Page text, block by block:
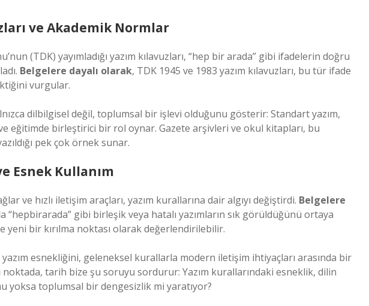
ve Akademik Normlar
(TDK) yayımladığı yazım kılavuzları, “hep bir arada” gibi ifadelerin doğru
Belgelere dayalı olarak, TDK 1945 ve 1983 yazım kılavuzları, bu tür ifade
vurgular.
dilbilgisel değil, toplumsal bir işlevi olduğunu gösterir: Standart yazım,
eğitimde birleştirici bir rol oynar. Gazete arşivleri ve okul kitapları, bu
pek çok örnek sunar.
Esnek Kullanım
ve hızlı iletişim araçları, yazım kurallarına dair algıyı değiştirdi. Belgelere
“hepbirarada” gibi birleşik veya hatalı yazımların sık görüldüğünü ortaya
bir kırılma noktası olarak değerlendirilebilir.
yazım esnekliğini, geleneksel kurallarla modern iletişim ihtiyaçları arasında bir
noktada, tarih bize şu soruyu sordurur: Yazım kurallarındaki esneklik, dilin
yoksa toplumsal bir dengesizlik mi yaratıyor?